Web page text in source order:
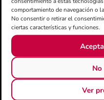
comportamiento de navegación o
No consentir o retirar el
ciertas características y funciones.
No
Ver
+ Añadir